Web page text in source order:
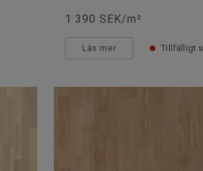
1 390 SEK/m²
Läs mer Tillfälligt